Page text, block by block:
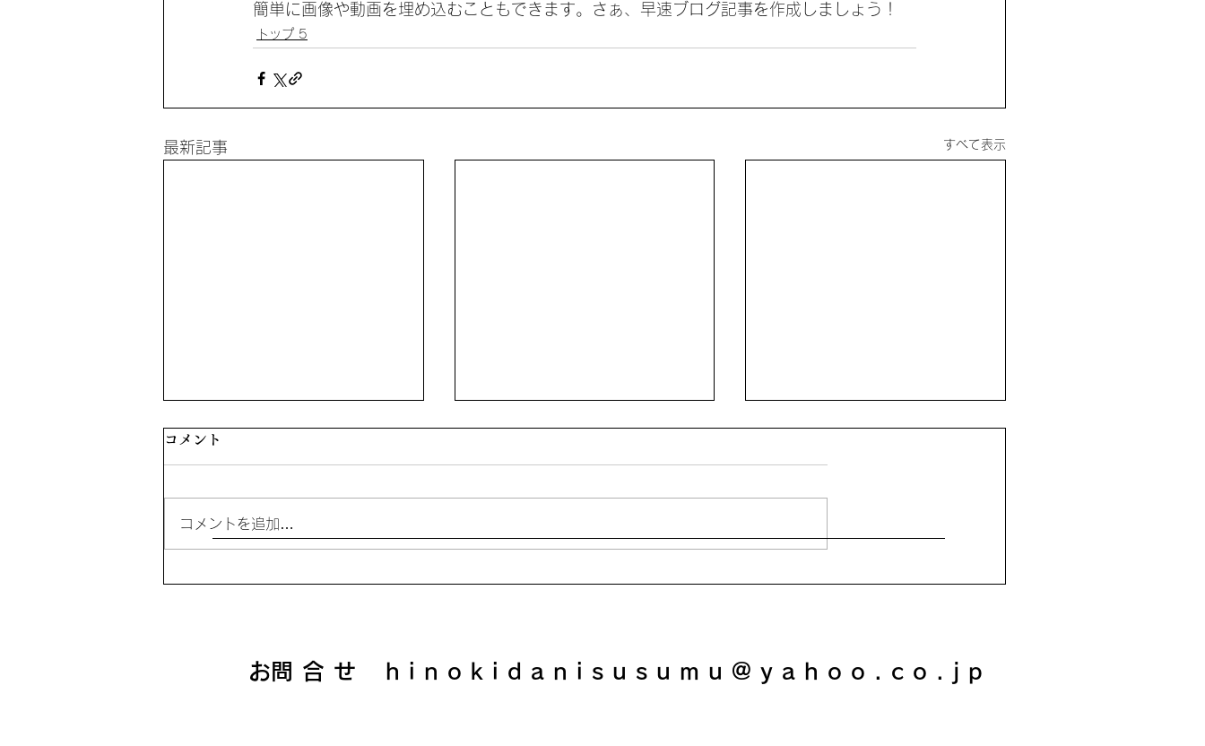
簡単に画像や動画を埋め込むこともできます。さぁ、早速ブログ記事を作成しましょう！
トップ 5
最新記事 すべて表示
結婚する前に確認しておきた
私を幸せな気持ちにしてくれ
コメント
コメントを追加…
​お問合せ hinokidanisusumu@yahoo.co.jp